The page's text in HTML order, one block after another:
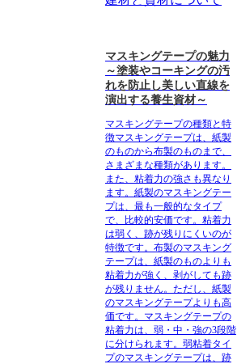
マスキングテープの魅力
～塗装やコーキングの汚
れを防止し美しい直線を
演出する養生資材～
マスキングテープの種類と特
徴マスキングテープは、紙製
のものから布製のものまで、
さまざまな種類があります。
また、粘着力の強さも異なり
ます。 紙製のマスキングテー
プは、最も一般的なタイプ
で、比較的安価です。粘着力
は弱く、跡が残りにくいのが
特徴です。 布製のマスキング
テープは、紙製のものよりも
粘着力が強く、剥がしても跡
が残りません。ただし、紙製
のマスキングテープよりも高
価です。 マスキングテープの
粘着力は、弱・中・強の3段階
に分けられます。 弱粘着タイ
プのマスキングテープは、跡